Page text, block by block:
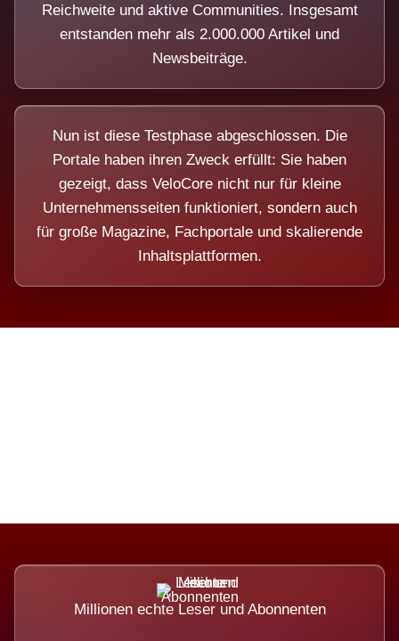
Reichweite und aktive Communities. Insgesamt
entstanden mehr als 2.000.000 Artikel und
Newsbeiträge.
Nun ist diese Testphase abgeschlossen. Die
Portale haben ihren Zweck erfüllt: Sie haben
gezeigt, dass VeloCore nicht nur für kleine
Unternehmensseiten funktioniert, sondern auch
für große Magazine, Fachportale und skalierende
Inhaltsplattformen.
Millionen echte Leser und Abonnenten